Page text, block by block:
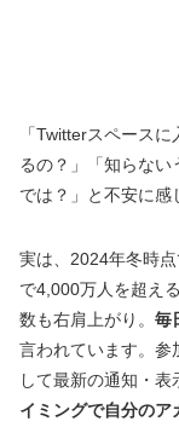
「Twitterスペース
るの？」「知らな
では？」と不安に感
実は、2024年冬時
で4,000万人を超え
数も右肩上がり。 毎
言われています。参
して最新の通知・
イミングで自分のア